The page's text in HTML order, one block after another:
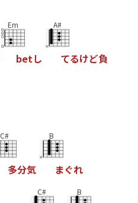
Em
betし
A#
てるけど負
C#
多分気
B
まぐれ
C# B